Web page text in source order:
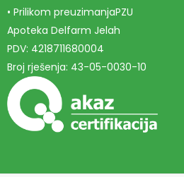
• Prilikom preuzimanjaPZU
Apoteka Delfarm Jelah
PDV: 4218711680004
Broj rješenja: 43-05-0030-10